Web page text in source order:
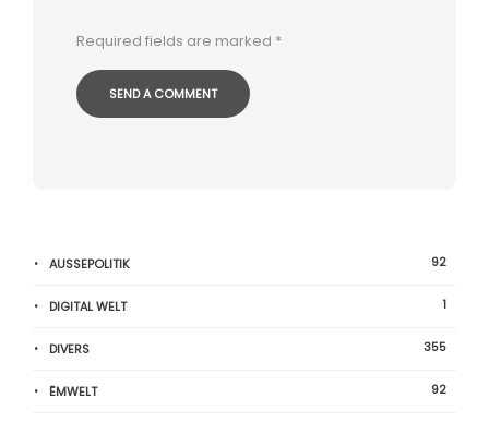
Required fields are marked *
AUSSEPOLITIK 92
DIGITAL WELT 1
DIVERS 355
ËMWELT 92